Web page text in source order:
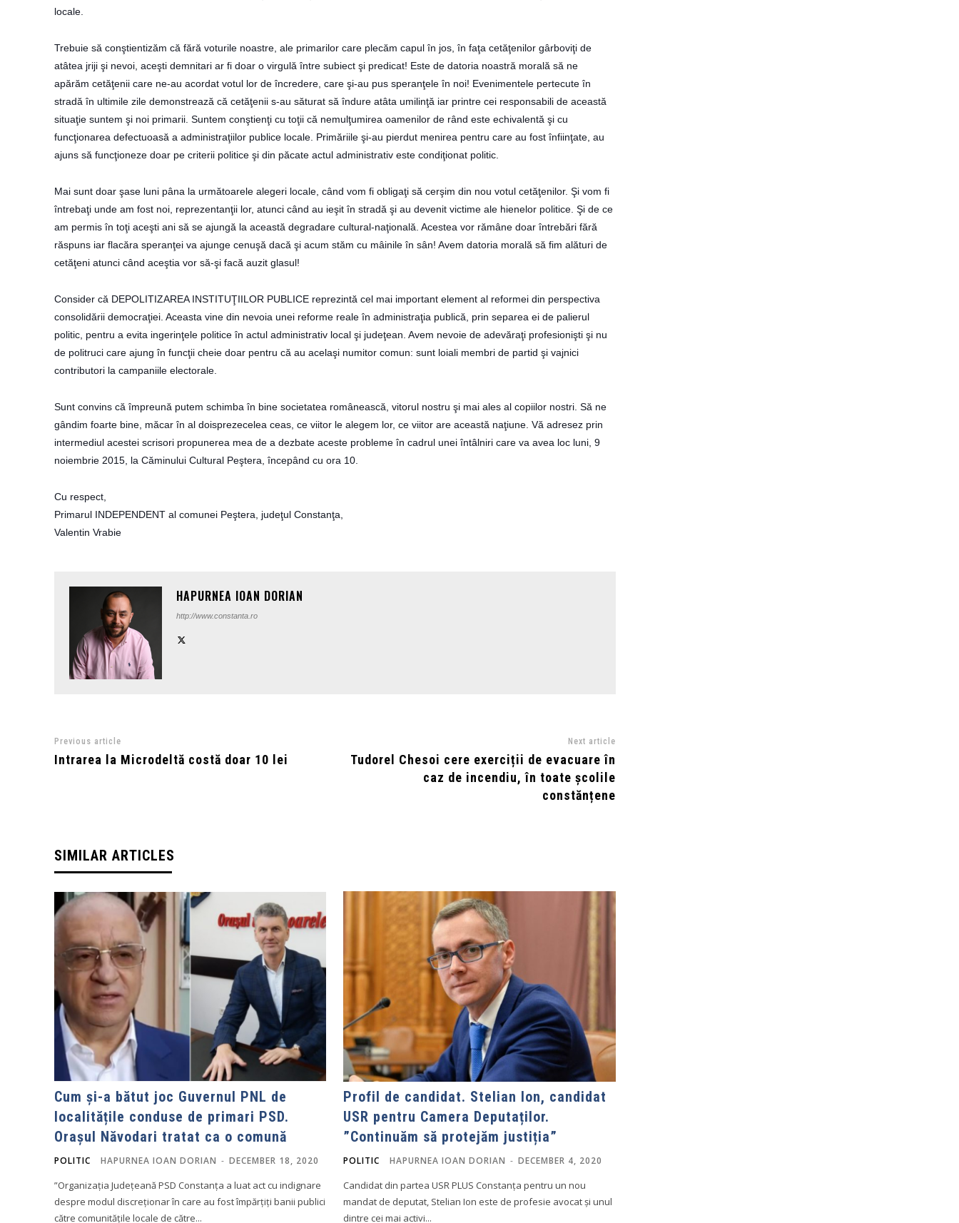
locale.
Trebuie să conştientizăm că fără voturile noastre, ale primarilor care plecăm capul în jos, în faţa cetăţenilor gârboviţi de
atâtea jriji şi nevoi, aceşti demnitari ar fi doar o virgulă între subiect şi predicat! Este de datoria noastră morală să ne
apărăm cetăţenii care ne-au acordat votul lor de încredere, care şi-au pus speranţele în noi! Evenimentele pertecute în
stradă în ultimile zile demonstrează că cetăţenii s-au săturat să îndure atâta umilinţă iar printre cei responsabili de această
situaţie suntem şi noi primarii. Suntem conştienţi cu toţii că nemulţumirea oamenilor de rând este echivalentă şi cu
funcţionarea defectuoasă a administraţiilor publice locale. Primăriile şi-au pierdut menirea pentru care au fost înfiinţate, au
ajuns să funcţioneze doar pe criterii politice şi din păcate actul administrativ este condiţionat politic.
Mai sunt doar şase luni pâna la următoarele alegeri locale, când vom fi obligaţi să cerşim din nou votul cetăţenilor. Şi vom fi
întrebaţi unde am fost noi, reprezentanţii lor, atunci când au ieşit în stradă şi au devenit victime ale hienelor politice. Şi de ce
am permis în toţi aceşti ani să se ajungă la această degradare cultural-naţională. Acestea vor rămâne doar întrebări fără
răspuns iar flacăra speranţei va ajunge cenuşă dacă şi acum stăm cu mâinile în sân! Avem datoria morală să fim alături de
cetăţeni atunci când aceştia vor să-şi facă auzit glasul!
Consider că DEPOLITIZAREA INSTITUŢIILOR PUBLICE reprezintă cel mai important element al reformei din perspectiva
consolidării democraţiei. Aceasta vine din nevoia unei reforme reale în administraţia publică, prin separea ei de palierul
politic, pentru a evita ingerinţele politice în actul administrativ local şi judeţean. Avem nevoie de adevăraţi profesionişti şi nu
de politruci care ajung în funcţii cheie doar pentru că au acelaşi numitor comun: sunt loiali membri de partid şi vajnici
contributori la campaniile electorale.
Sunt convins că împreună putem schimba în bine societatea românească, vitorul nostru şi mai ales al copiilor nostri. Să ne
gândim foarte bine, măcar în al doisprezecelea ceas, ce viitor le alegem lor, ce viitor are această naţiune. Vă adresez prin
intermediul acestei scrisori propunerea mea de a dezbate aceste probleme în cadrul unei întâlniri care va avea loc luni, 9
noiembrie 2015, la Căminului Cultural Peştera, începând cu ora 10.
Cu respect,
Primarul INDEPENDENT al comunei Peştera, judeţul Constanţa,
Valentin Vrabie
HAPURNEA IOAN DORIAN
http://www.constanta.ro
Previous article
Intrarea la Microdeltă costă doar 10 lei
Next article
Tudorel Chesoi cere exerciții de evacuare în
caz de incendiu, în toate școlile
constănțene
SIMILAR ARTICLES
Cum și-a bătut joc Guvernul PNL de
localitățile conduse de primari PSD.
Orașul Năvodari tratat ca o comună
POLITIC HAPURNEA IOAN DORIAN - DECEMBER 18, 2020
”Organizația Județeană PSD Constanța a luat act cu indignare
despre modul discreționar în care au fost împărțiți banii publici
către comunitățile locale de către...
Profil de candidat. Stelian Ion, candidat
USR pentru Camera Deputaților.
”Continuăm să protejăm justiția”
POLITIC HAPURNEA IOAN DORIAN - DECEMBER 4, 2020
Candidat din partea USR PLUS Constanța pentru un nou
mandat de deputat, Stelian Ion este de profesie avocat și unul
dintre cei mai activi...